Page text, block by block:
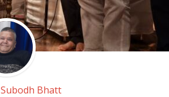
Subodh Bhatt